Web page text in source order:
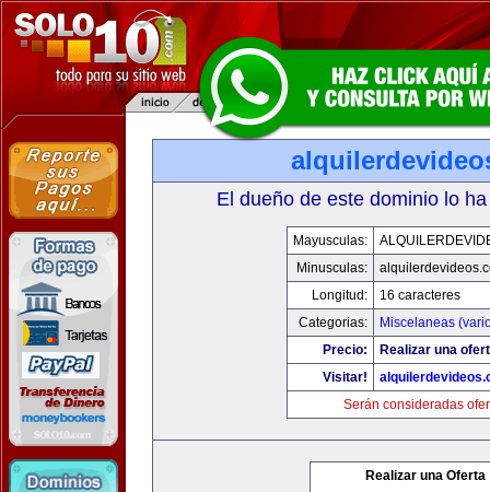
El dueño de este dominio lo
Mayusculas:
Minusculas:
Longitud:
16 caracteres
Categorias:
Miscelaneas
Precio:
Realizar una
Visitar!
Serán consideradas
Realizar una Oferta